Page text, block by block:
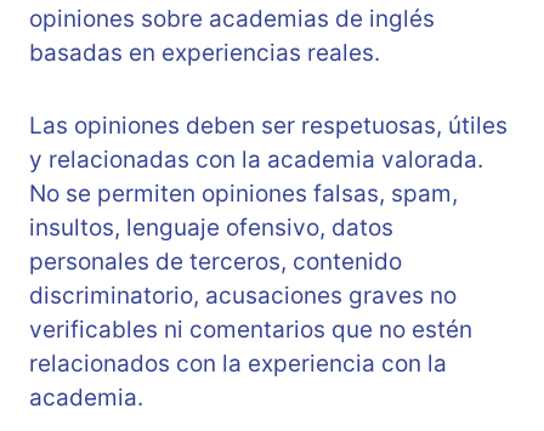
opiniones sobre academias de inglés
basadas en experiencias reales.
Las opiniones deben ser respetuosas, útiles
y relacionadas con la academia valorada.
No se permiten opiniones falsas, spam,
insultos, lenguaje ofensivo, datos
personales de terceros, contenido
discriminatorio, acusaciones graves no
verificables ni comentarios que no estén
relacionados con la experiencia con la
academia.